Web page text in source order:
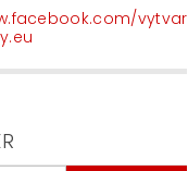
vytvar